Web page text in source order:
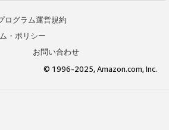
ログラム運営規約
・ポリシー
お問い合わせ
© 1996-2025, Amazon.com, Inc.